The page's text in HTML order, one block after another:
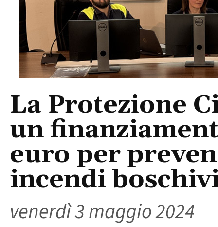
La Protezione
un
euro per
incendi
venerdì 3 maggio 2024